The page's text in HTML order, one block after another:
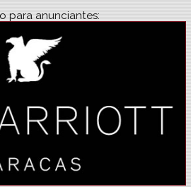
para anunciantes: